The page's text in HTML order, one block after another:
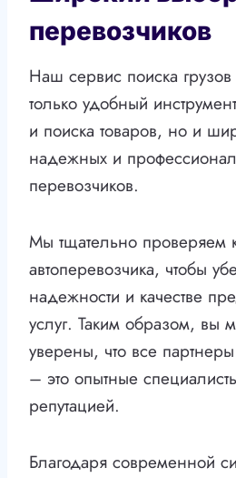
перевозчиков
Наш сервис поиска грузов
только удобный
и поиска товаров, но и
надежных и
перевозчиков.
Мы тщательно проверяем
автоперевозчика, чтобы
надежности и качестве
услуг. Таким образом, вы
уверены, что все
– это опытные
репутацией.
Благодаря современной